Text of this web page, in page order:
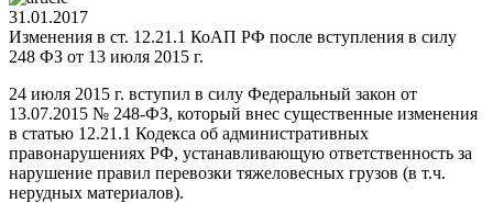
31.01.2017
Изменения в ст. 12.21.1 КоАП РФ после вступления в силу
248 ФЗ от 13 июля 2015 г.
24 июля 2015 г. вступил в силу Федеральный закон от
13.07.2015 № 248-ФЗ, который внес существенные изменения
в статью 12.21.1 Кодекса об административных
правонарушениях РФ, устанавливающую ответственность за
нарушение правил перевозки тяжеловесных грузов (в т.ч.
нерудных материалов).